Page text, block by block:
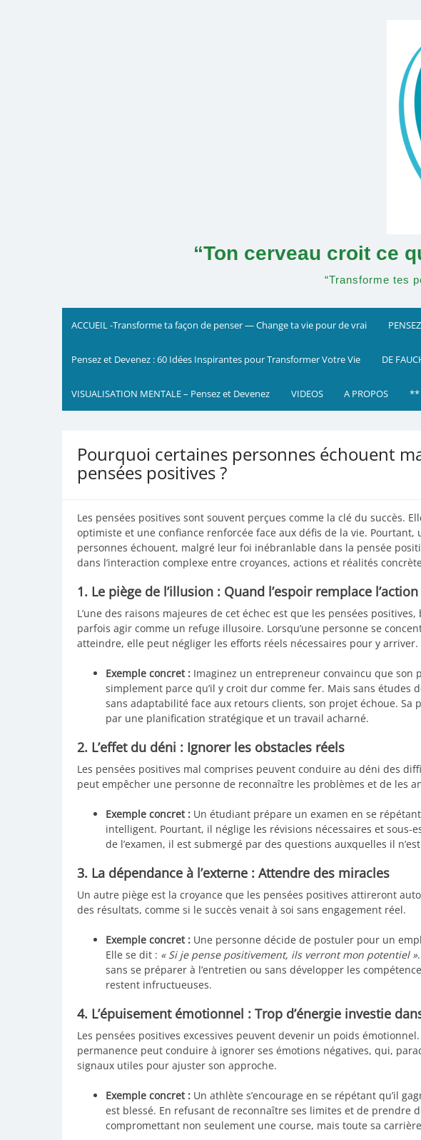
“Ton cerveau croit ce
“Transforme tes
ACCUEIL -Transforme ta façon de penser — Change ta vie pour de vrai
Pensez et Devenez : 60 Idées Inspirantes pour Transformer Votre Vie DE
VISUALISATION MENTALE – Pensez et Devenez VIDEOS A PROPOS **
Pourquoi certaines personnes échouent
pensées positives ?
Les pensées positives sont souvent perçues comme la clé du succès.
optimiste et une confiance renforcée face aux défis de la vie. Pourtant,
personnes échouent, malgré leur foi inébranlable dans la pensée
dans l’interaction complexe entre croyances, actions et réalités
1. Le piège de l’illusion : Quand l’espoir remplace l’action
L’une des raisons majeures de cet échec est que les pensées
parfois agir comme un refuge illusoire. Lorsqu’une personne se
atteindre, elle peut négliger les efforts réels nécessaires pour y arriver.
Exemple concret : Imaginez un entrepreneur convaincu que son
simplement parce qu’il y croit dur comme fer. Mais sans études
sans adaptabilité face aux retours clients, son projet échoue. Sa
par une planification stratégique et un travail acharné.
2. L’effet du déni : Ignorer les obstacles réels
Les pensées positives mal comprises peuvent conduire au déni des
peut empêcher une personne de reconnaître les problèmes et de les
Exemple concret : Un étudiant prépare un examen en se
intelligent. Pourtant, il néglige les révisions nécessaires et sous-
de l’examen, il est submergé par des questions auxquelles il
3. La dépendance à l’externe : Attendre des miracles
Un autre piège est la croyance que les pensées positives attireront
des résultats, comme si le succès venait à soi sans engagement réel.
Exemple concret : Une personne décide de postuler pour un
Elle se dit : « Si je pense positivement, ils verront mon potentiel »
sans se préparer à l’entretien ou sans développer les
restent infructueuses.
4. L’épuisement émotionnel : Trop d’énergie investie
Les pensées positives excessives peuvent devenir un poids
permanence peut conduire à ignorer ses émotions négatives, qui,
signaux utiles pour ajuster son approche.
Exemple concret : Un athlète s’encourage en se répétant qu’il
est blessé. En refusant de reconnaître ses limites et de prendre
compromettant non seulement une course, mais toute sa